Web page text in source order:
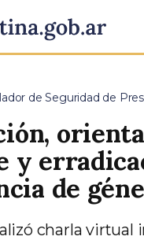
principal
de Seguridad de
y
de
charla virtual